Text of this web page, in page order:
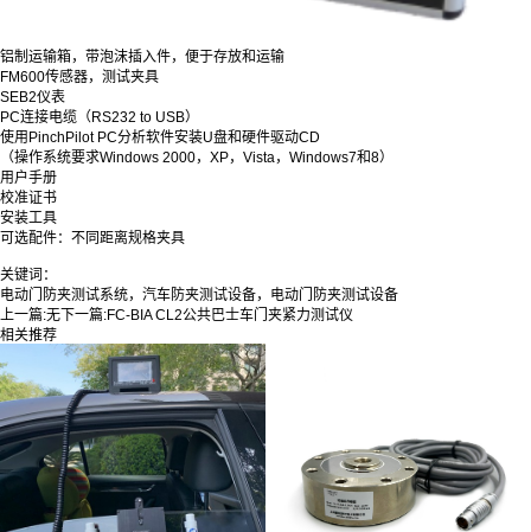
铝制运输箱，带泡沫插入件，便于存放和运输
FM600传感器，测试夹具
SEB2仪表
PC连接电缆（RS232 to USB）
使用PinchPilot PC分析软件安装U盘和硬件驱动CD
（操作系统要求Windows 2000，XP，Vista，Windows7和8）
用户手册
校准证书
安装工具
可选配件：不同距离规格夹具
关键词：
电动门防夹测试系统，汽车防夹测试设备，电动门防夹测试设备
上一篇:无 下一篇:FC-BIA CL2公共巴士车门夹紧力测试仪
相关推荐